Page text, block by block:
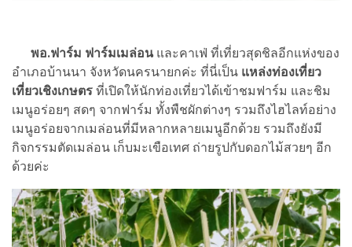
พอ.ฟาร์ม ฟาร์มเมล่อนและคาเฟ่ ที่เที่ยวสุดชิลอีกแห่งของ
อำเภอบ้านนา จังหวัดนครนายกค่ะ ที่นี่เป็น แหล่งท่องเที่ยว
เที่ยวเชิงเกษตร ที่เปิดให้นักท่องเที่ยวได้เข้าชมฟาร์ม และชิม
เมนูอร่อยๆ สดๆ จากฟาร์ม ทั้งพืชผักต่างๆ รวมถึงไฮไลท์อย่าง
เมนูอร่อยจากเมล่อนที่มีหลากหลายเมนูอีกด้วย รวมถึงยังมี
กิจกรรมตัดเมล่อน เก็บมะเขือเทศ ถ่ายรูปกับดอกไม้สวยๆ อีก
ด้วยค่ะ